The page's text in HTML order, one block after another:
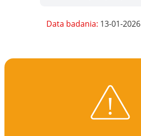
Data badania: 13-01-2026